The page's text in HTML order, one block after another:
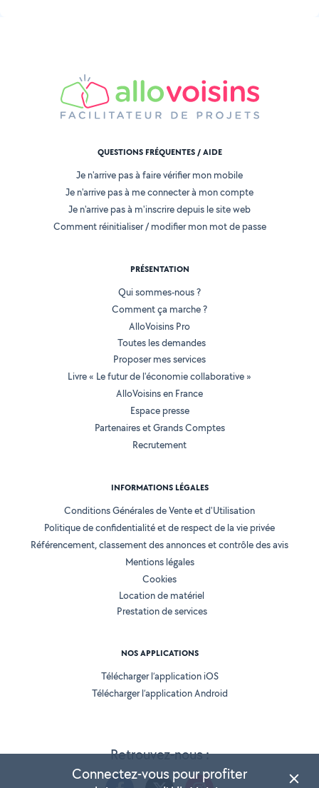
Retrouvez-nous :
QUESTIONS FRÉQUENTES / AIDE
Je n'arrive pas à faire vérifier mon mobile
Je n'arrive pas à me connecter à mon compte
Je n'arrive pas à m'inscrire depuis le site web
Comment réinitialiser / modifier mon mot de passe
PRÉSENTATION
Qui sommes-nous ?
Comment ça marche ?
AlloVoisins Pro
Toutes les demandes
Proposer mes services
Livre « Le futur de l'économie collaborative »
AlloVoisins en France
Espace presse
Partenaires et Grands Comptes
Recrutement
INFORMATIONS LÉGALES
Conditions Générales de Vente et d'Utilisation
Politique de confidentialité et de respect de la vie privée
Référencement, classement des annonces et contrôle des avis
Mentions légales
Cookies
Location de matériel
Prestation de services
NOS APPLICATIONS
Télécharger l’application iOS
Télécharger l’application Android
Connectez-vous pour profiter